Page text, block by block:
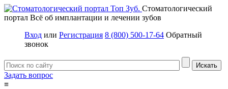
Стоматологический
портал Всё об имплантации и лечении зубов
Вход или Регистрация 8 (800) 500-17-64 Обратный
звонок
Задать вопрос
≡